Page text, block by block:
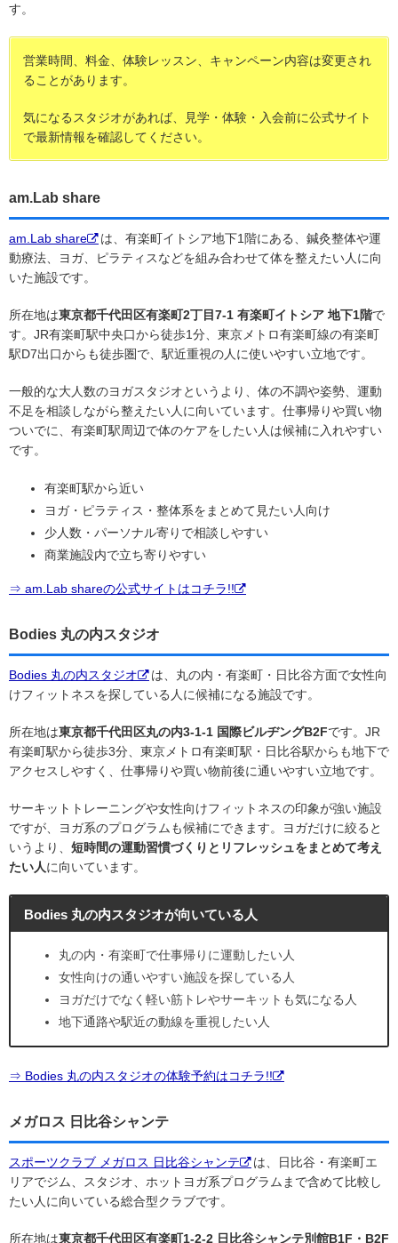
す。
営業時間、料金、体験レッスン、キャンペーン内容は変更され
ることがあります。
気になるスタジオがあれば、見学・体験・入会前に公式サイト
で最新情報を確認してください。
am.Lab share
am.Lab share
は、有楽町イトシア地下1階にある、鍼灸整体や運
動療法、ヨガ、ピラティスなどを組み合わせて体を整えたい人に向
いた施設です。
所在地は東京都千代田区有楽町2丁目7-1 有楽町イトシア 地下1階で
す。JR有楽町駅中央口から徒歩1分、東京メトロ有楽町線の有楽町
駅D7出口からも徒歩圏で、駅近重視の人に使いやすい立地です。
一般的な大人数のヨガスタジオというより、体の不調や姿勢、運動
不足を相談しながら整えたい人に向いています。仕事帰りや買い物
ついでに、有楽町駅周辺で体のケアをしたい人は候補に入れやすい
です。
有楽町駅から近い
ヨガ・ピラティス・整体系をまとめて見たい人向け
少人数・パーソナル寄りで相談しやすい
商業施設内で立ち寄りやすい
⇒ am.Lab shareの公式サイトはコチラ!!
Bodies 丸の内スタジオ
Bodies 丸の内スタジオ
は、丸の内・有楽町・日比谷方面で女性向
けフィットネスを探している人に候補になる施設です。
所在地は東京都千代田区丸の内3-1-1 国際ビルヂングB2Fです。JR
有楽町駅から徒歩3分、東京メトロ有楽町駅・日比谷駅からも地下で
アクセスしやすく、仕事帰りや買い物前後に通いやすい立地です。
サーキットトレーニングや女性向けフィットネスの印象が強い施設
ですが、ヨガ系のプログラムも候補にできます。ヨガだけに絞ると
いうより、 短時間の運動習慣づくりとリフレッシュをまとめて考え
たい人に向いています。
Bodies 丸の内スタジオが向いている人
丸の内・有楽町で仕事帰りに運動したい人
女性向けの通いやすい施設を探している人
ヨガだけでなく軽い筋トレやサーキットも気になる人
地下通路や駅近の動線を重視したい人
⇒ Bodies 丸の内スタジオの体験予約はコチラ!!
メガロス 日比谷シャンテ
スポーツクラブ メガロス 日比谷シャンテ
は、日比谷・有楽町エ
リアでジム、スタジオ、ホットヨガ系プログラムまで含めて比較し
たい人に向いている総合型クラブです。
所在地は東京都千代田区有楽町1-2-2 日比谷シャンテ別館B1F・B2F